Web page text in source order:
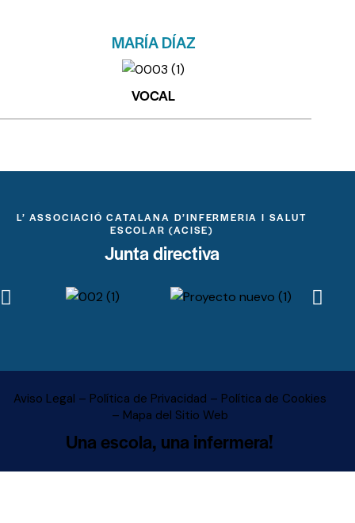
MARÍA DÍAZ
VOCAL
L’ ASSOCIACIÓ CATALANA D’INFERMERIA I SALUT
ESCOLAR (ACISE)
Junta directiva
Aviso Legal – Política de Privacidad – Política de Cookies
– Mapa del Sitio Web
Una escola, una infermera!